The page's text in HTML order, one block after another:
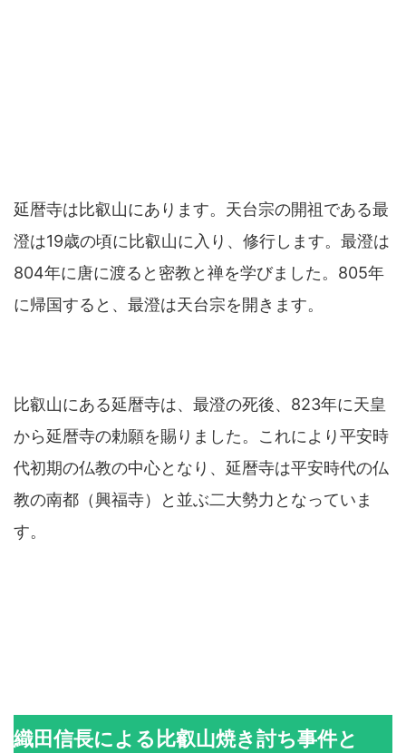
延暦寺は比叡山にあります。天台宗の開祖である最
澄は19歳の頃に比叡山に入り、修行します。最澄は
804年に唐に渡ると密教と禅を学びました。805年
に帰国すると、最澄は天台宗を開きます。
比叡山にある延暦寺は、最澄の死後、823年に天皇
から延暦寺の勅願を賜りました。これにより平安時
代初期の仏教の中心となり、延暦寺は平安時代の仏
教の南都（興福寺）と並ぶ二大勢力となっていま
す。
織田信長による比叡山焼き討ち事件と